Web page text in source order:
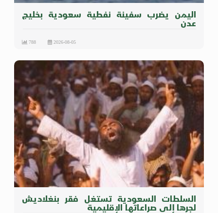
اليمن يضرب سفينة نفطية سعودية بخليج
عدن
2026-08-05
788
السلطات السعودية تستغل فقر بنغلاديش
لجرها إلى صراعاتها الإقليمية